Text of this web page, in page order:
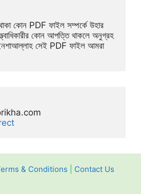
কোন আপত্তি থাকলে অনুগ্রহ
সেই PDF ফাইল আমরা
& Conditions Contact Us